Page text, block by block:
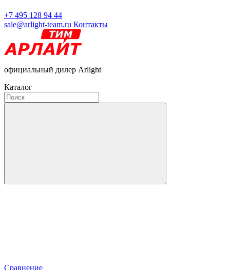
+7 495 128 94 44
sale@arlight-team.ru Контакты
официальный дилер Arlight
Каталог
Сравнение